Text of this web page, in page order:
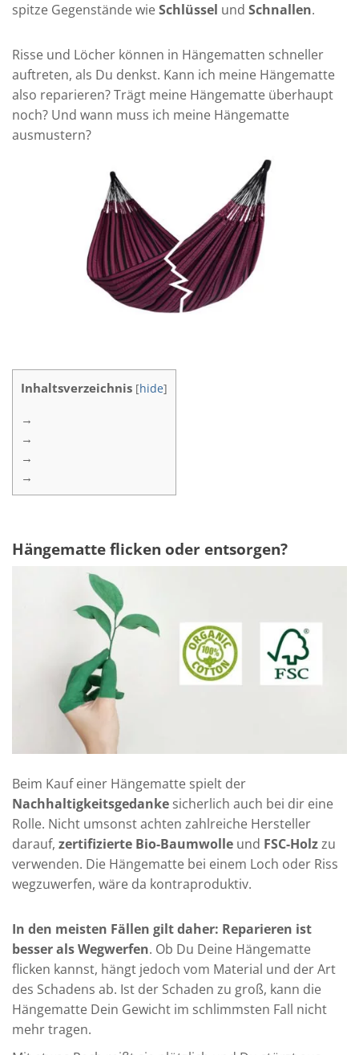
spitze Gegenstände wieSchlüssel und Schnallen.
Risse und Löcher können in Hängematten schneller
auftreten, als Du denkst. Kann ich meine Hängematte
also reparieren? Trägt meine Hängematte überhaupt
noch? Und wann muss ich meine Hängematte
ausmustern?
Inhaltsverzeichnis [hide]
Hängematte flicken oder entsorgen?
Beim Kauf einer Hängematte spielt der
Nachhaltigkeitsgedanke sicherlich auch bei dir eine
Rolle. Nicht umsonst achten zahlreiche Hersteller
darauf, zertifizierte Bio-Baumwolle und FSC-Holzzu
verwenden. Die Hängematte bei einem Loch oder Riss
wegzuwerfen, wäre da kontraproduktiv.
In den meisten Fällen gilt daher: Reparieren ist
besser als Wegwerfen. Ob Du Deine Hängematte
flicken kannst, hängt jedoch vom Material und der Art
des Schadens ab. Ist der Schaden zu groß, kann die
Hängematte Dein Gewicht im schlimmsten Fall nicht
mehr tragen.